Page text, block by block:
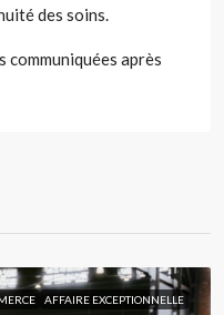
des soins.
après
AFFAIRE EXCEPTIONNELLE